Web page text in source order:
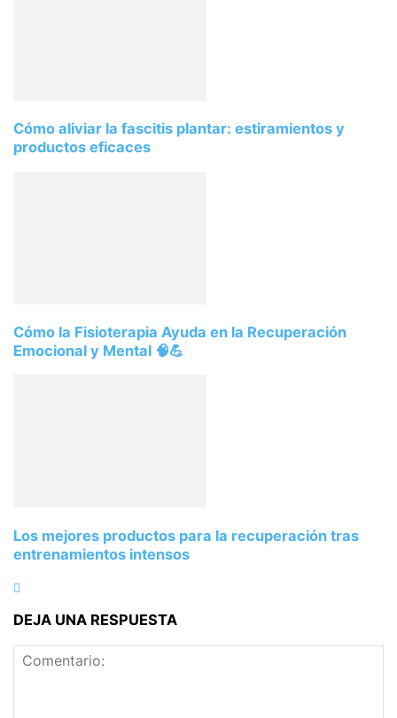
Cómo aliviar la fascitis plantar: estiramientos y
productos eficaces
Cómo la Fisioterapia Ayuda en la Recuperación
Emocional y Mental 🧠💪
Los mejores productos para la recuperación tras
entrenamientos intensos
DEJA UNA RESPUESTA